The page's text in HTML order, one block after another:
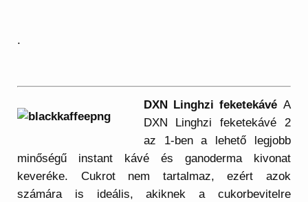
.
DXN Linghzi feketekávé A
DXN Linghzi feketekávé 2
az 1-ben a lehető legjobb
minőségű instant kávé és ganoderma kivonat
keveréke. Cukrot nem tartalmaz, ezért azok
számára is ideális, akiknek a cukorbevitelre